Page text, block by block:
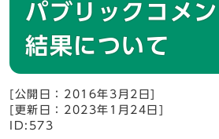
パブリックコメ
結果について
[公開日：2016年3月2日]
[更新日：2023年1月24日]
ID:573